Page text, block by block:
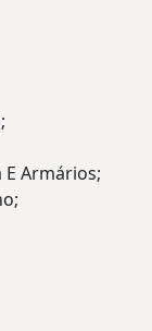
E Armários;